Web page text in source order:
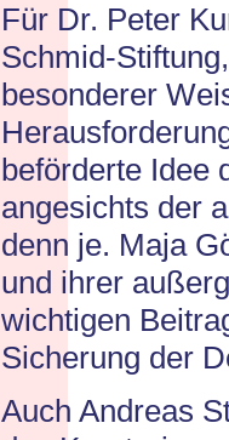
Für Dr. Peter
Schmid-
besonderer
beförderte Idee
angesichts der
denn je. Maja
und ihrer
wichtigen
Sicherung der
Auch Andreas